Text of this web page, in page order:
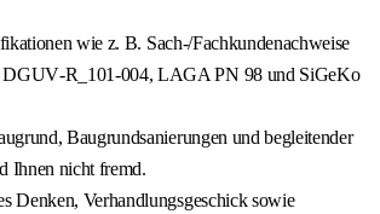
wie z. B. Sach‑/Fachkundenachweise
DGUV‑R_101‑004, LAGA PN 98 und SiGeKo
Baugrundsanierungen und begleitender
Ihnen nicht fremd.
Denken, Verhandlungsgeschick sowie